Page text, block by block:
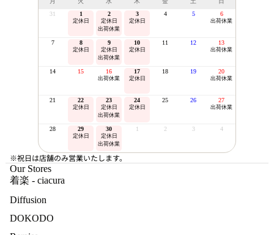
31
1
定休日
2
定休日
出荷休業
3
定休日
4 5 6
出荷休業
7 8
定休日
9
定休日
出荷休業
10
定休日
11 12 13
出荷休業
14 15 16
出荷休業
17
定休日
18 19 20
出荷休業
21 22
定休日
23
定休日
出荷休業
24
定休日
25 26 27
出荷休業
28 29
定休日
30
定休日
出荷休業
1 2 3 4
※祝日は店舗のみ営業いたします。
Our Stores
着楽 - ciacura
Diffusion
DOKODO